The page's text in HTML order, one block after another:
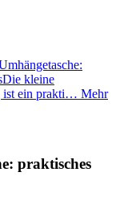
kleine
ist ein prakti… Mehr
praktisches